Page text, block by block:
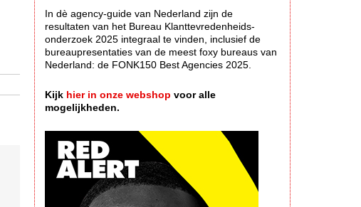
In dè agency-guide van Nederland zijn de
resultaten van het Bureau Klanttevredenheids-
onderzoek 2025 integraal te vinden, inclusief de
bureaupresentaties van de meest foxy bureaus van
Nederland: de FONK150 Best Agencies 2025.
Kijk hier in onze webshop voor alle
mogelijkheden.